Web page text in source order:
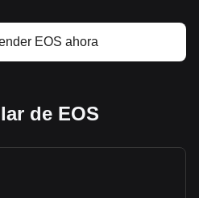
EOS ahora
de EOS